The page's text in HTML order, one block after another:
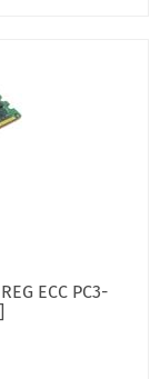
ECC PC3-